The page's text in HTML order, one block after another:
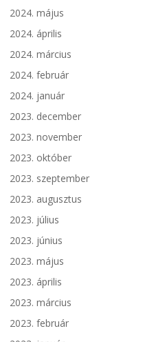
2024. május
2024. április
2024. március
2024. február
2024. január
2023. december
2023. november
2023. október
2023. szeptember
2023. augusztus
2023. július
2023. június
2023. május
2023. április
2023. március
2023. február